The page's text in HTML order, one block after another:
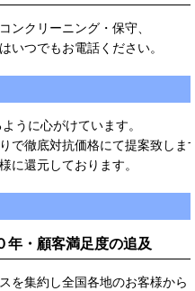
クリーニング・保守、
つでもお電話ください。
うに心がけています。
で徹底対抗価格にて提案致しま
還元しております。
・顧客満足度の追及
を集約し全国各地のお客様から